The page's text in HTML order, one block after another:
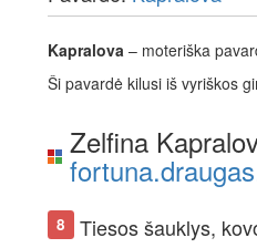
Kapralova– moteriška
Ši pavardė kilusi iš vyriškos
Zelfina
8 Tiesos šauklys,